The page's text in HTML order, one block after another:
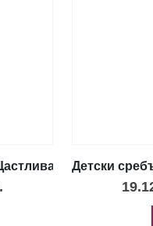
ягода, тип винт
Детски